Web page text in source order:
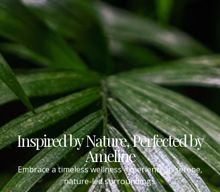
Inspired by Nature, Perfected by
Ameline
Embrace a timeless wellness experience in serene,
nature-led surroundings.